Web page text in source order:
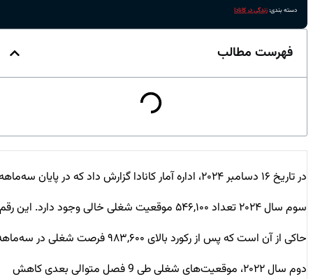
دسته بندی:زندگی در کانادا
فهرست مطالب
در تاریخ ۱۶ دسامبر ۲۰۲۴، اداره آمار کانادا گزارش داد که در پایان سه‌ماهه
سوم سال ۲۰۲۴ تعداد ۵۴۶,۱۰۰ موقعیت شغلی خالی وجود دارد. این رقم
حاکی از آن است که پس از رکورد بالای ۹۸۳,۶۰۰ فرصت شغلی در سه‌ماهه
دوم سال ۲۰۲۲، موقعیت‌های شغلی طی 9 فصل متوالی بعدی کاهش